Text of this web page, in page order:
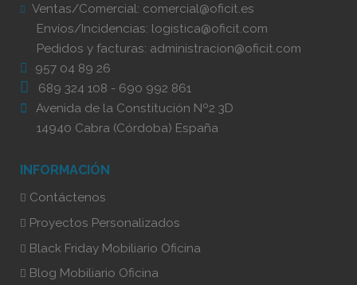
Ventas/Comercial: comercial@oficit.es
Envíos/Incidencias: logistica@oficit.com
Pedidos y facturas: administracion@oficit.com
957 04 89 26
689 324 108 - 690 992 861
Avenida de la Constitución Nº2 3D
14940 Cabra (Córdoba) España
INFORMACIÓN
Contáctenos
Proyectos Personalizados
Black Friday Mobiliario Oficina
Blog Mobiliario Oficina